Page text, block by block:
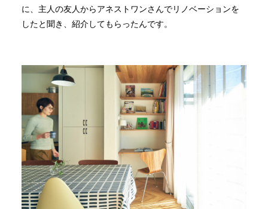
に、主人の友人からアネストワンさんでリノベーションを
したと聞き、紹介してもらったんです。